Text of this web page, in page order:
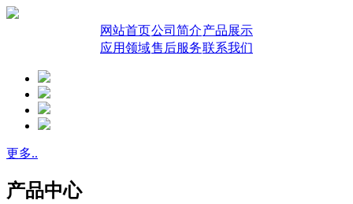
网站首页公司简介产品展示
应用领域售后服务联系我们
更多..
产品中心